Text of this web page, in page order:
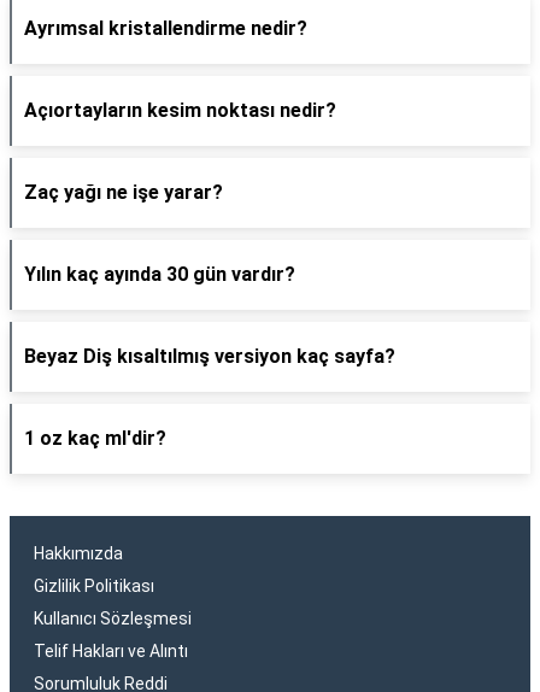
Ayrımsal kristallendirme nedir?
Açıortayların kesim noktası nedir?
Zaç yağı ne işe yarar?
Yılın kaç ayında 30 gün vardır?
Beyaz Diş kısaltılmış versiyon kaç sayfa?
1 oz kaç ml'dir?
Hakkımızda
Gizlilik Politikası
Kullanıcı Sözleşmesi
Telif Hakları ve Alıntı
Sorumluluk Reddi